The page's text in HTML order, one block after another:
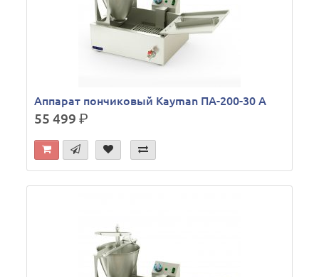
Аппарат пончиковый Kayman ПА-200-30 А
55 499р.